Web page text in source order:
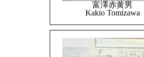
富澤赤黄男
Kakio Tomizawa